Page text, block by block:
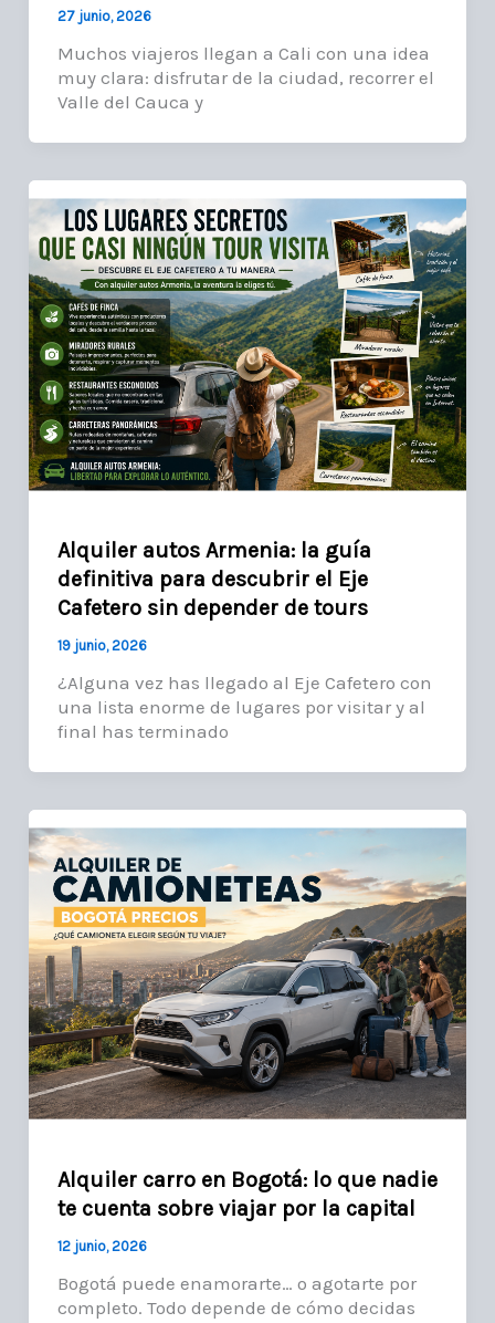
27 junio, 2026
Muchos viajeros llegan a Cali con una idea
muy clara: disfrutar de la ciudad, recorrer el
Valle del Cauca y
Alquiler autos Armenia: la guía
definitiva para descubrir el Eje
Cafetero sin depender de tours
19 junio, 2026
¿Alguna vez has llegado al Eje Cafetero con
una lista enorme de lugares por visitar y al
final has terminado
Alquiler carro en Bogotá: lo que nadie
te cuenta sobre viajar por la capital
12 junio, 2026
Bogotá puede enamorarte… o agotarte por
completo. Todo depende de cómo decidas